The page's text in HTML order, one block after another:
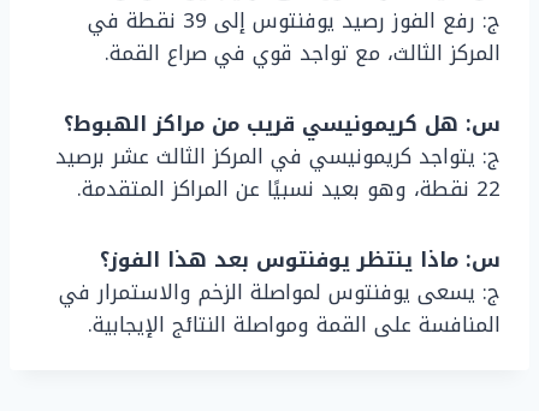
ج: رفع الفوز رصيد يوفنتوس إلى 39 نقطة في
المركز الثالث، مع تواجد قوي في صراع القمة.
س: هل كريمونيسي قريب من مراكز الهبوط؟
ج: يتواجد كريمونيسي في المركز الثالث عشر برصيد
22 نقطة، وهو بعيد نسبيًا عن المراكز المتقدمة.
س: ماذا ينتظر يوفنتوس بعد هذا الفوز؟
ج: يسعى يوفنتوس لمواصلة الزخم والاستمرار في
المنافسة على القمة ومواصلة النتائج الإيجابية.